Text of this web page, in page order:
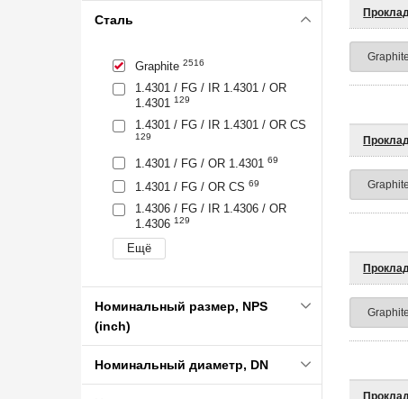
Сталь
Graphite 2516
1.4301 / FG / IR 1.4301 / OR
1.4301 129
1.4301 / FG / IR 1.4301 / OR CS
129
1.4301 / FG / OR 1.4301 69
1.4301 / FG / OR CS 69
1.4306 / FG / IR 1.4306 / OR
1.4306 129
Номинальный размер, NPS
(inch)
Номинальный диаметр, DN